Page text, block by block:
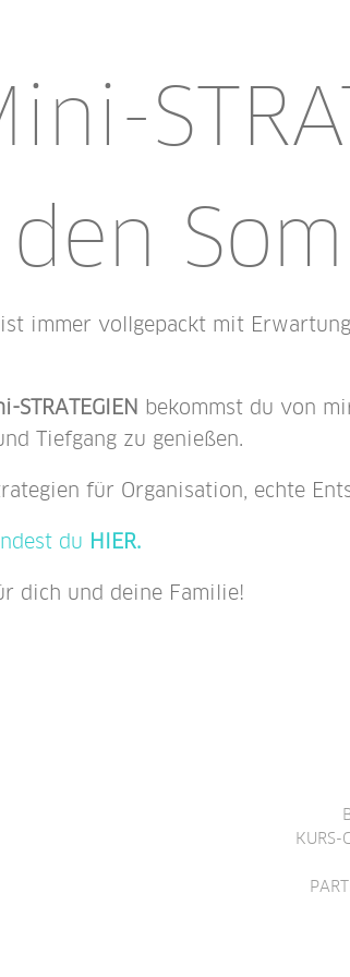
ist immer vollgepackt mit
STRATEGIEN bekommst du von
Tiefgang zu genießen.
für Organisation, echte
du HIER.
dich und deine Familie!
KURS-